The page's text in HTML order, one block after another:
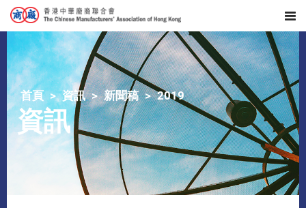
首頁 資訊 新聞稿 2019
資訊